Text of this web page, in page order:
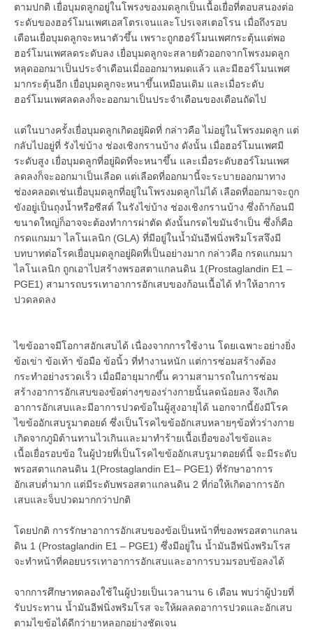
ตามปกติ เยื่อบุมดลูกอยู่ในโพรงของมดลูกเป็นเนื้อเยื่อที่ตอบสนองต่อ
ระดับของฮอร์โมนเพศเอสโตรเจนและโปรเจสเตอโรน เมื่อถึงรอบ
เดือนเยื่อบุมดลูกจะหนาตัวขึ้น เพราะถูกฮอร์โมนเพศกระตุ้นแต่พอ
ฮอร์โมนเพศลดระดับลง เยื่อบุมดลูกจะสลายตัวออกจากโพรงมดลูก
หลุดออกมาเป็นประจำเดือนเมี่อออกมาหมดแล้ว และมีฮอร์โมนเพศ
มากระตุ้นอีก เยื่อบุมดลูกจะหนาขึ้นเหมือนเดิม และเมื่อระดับ
ฮอร์โมนเพศลดลงก็จะออกมาเป็นประจำเดือนของเดือนถัดไป
แต่ในบางครั้งเยื่อบุมดลูกเกิดอยู่ผิดที่ กล่าวคือ ไม่อยู่ในโพรงมดลูก แต่
กลับไปอยู่ที่ รังไข่บ้าง ช่องเชิงกรานบ้าง ดังนั้น เมื่อฮอร์โมนเพศมี
ระดับสูง เยื่อบุมดลูกที่อยู่ผิดที่จะหนาขึ้น และเมื่อระดับฮอร์โมนเพศ
ลดลงก็จะออกมาเป็นเลือด แต่เลือดที่ออกมานี้จะระบายออกมาทาง
ช่องคลอดเช่นเยื่อบุมดลูกที่อยู่ในโพรงมดลูกไม่ได้ เลือดที่ออกมาจะถูก
ขังอยู่เป็นถุงน้ำหรือซีสต์ ในรังไข่บ้าง ช่องเชิงกรานบ้าง ซึ่งถ้าก้อนมี
ขนาดใหญ่ก็อาจจะต้องทำการผ่าตัด ดังนั้นกรดไขมันจำเป็น ซึ่งก็คือ
กรดแกมมา ไลโนเลนิก (GLA) ที่มีอยู่ในน้ำมันอีฟนิ่งพริมโรสจึงมี
บทบาทต่อโรคเยื่อบุมดลูกอยู่ผิดที่เป็นอย่างมาก กล่าวคือ กรดแกมมา
ไลโนเลนิก ถูกเอาไปสร้างพรอสตาแกลนดิน 1(Prostaglandin E1 –
PGE1) สามารถบรรเทาอาการอักเสบของก้อนเนื้อได้ ทำให้อาการ
ปวดลดลง
ไขข้ออาจมีโอกาสอักเสบได้ เนื่องจากการใช้งาน โดยเฉพาะอย่างยิ่ง
ข้อเข่า ข้อเท้า ข้อมือ ข้อนิ้ว ที่ทำงานหนัก แต่การซ่อมสร้างต้อง
กระทำอย่างรวดเร็ว เมื่อมีอายุมากขึ้น ความสามารถในการซ่อม
สร้างอาการอักเสบของข้อต่างๆของร่างกายนั้นลดน้อยลง จึงเกิด
อาการอักเสบและมีอาการปวดข้อในผู้สูงอายุได้ นอกจากนี้ยังมีโรค
ไขข้ออักเสบรูมาตอยด์ ซึ่งเป็นโรคไขข้ออักเสบหลายๆข้อทั่วร่างกาย
เกิดจากภูมิต้านทานไวเกินและมาทำร้ายเนื้อเยื่อของไขข้อและ
เนื้อเยื่อรอบข้อ ในผู้ป่วยที่เป็นโรคไขข้ออักเสบรูมาตอยด์นี้ จะมีระดับ
พรอสตาแกลนดิน 1(Prostaglandin E1– PGE1) ที่รักษาอาการ
อักเสบต่ำมาก แต่มีระดับพรอสตาแกลนดิน 2 ที่ก่อให้เกิดอาการอัก
เสบและจ็บปวดมากกว่าปกติ
โดยปกติ การรักษาอาการอักเสบของข้อเป็นหน้าที่ของพรอสตาแกลน
ดิน 1 (Prostaglandin E1 – PGE1) ซึ่งมีอยู่ใน น้ำมันอีฟนิ่งพริมโรส
จะทำหน้าที่คอยบรรเทาอาการอักเสบและอาการบวมรอบข้อลงได้
จากการศึกษาทดลองใช้ในผู้ป่วยเป็นเวลานาน 6 เดือน พบว่าผู้ป่วยที่
รับประทาน น้ำมันอีฟนิ่งพริมโรส จะให้ผลลดอาการปวดและอักเสบ
ตามไขข้อได้ดีกว่ายาหลอกอย่างชัดเจน